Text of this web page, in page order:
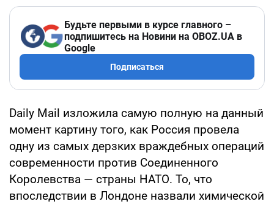
Будьте первыми в курсе главного –
подпишитесь на Новини на OBOZ.UA в
Google
Подписаться
Daily Mail изложила самую полную на данный
момент картину того, как Россия провела
одну из самых дерзких враждебных операций
современности против Соединенного
Королевства — страны НАТО. То, что
впоследствии в Лондоне назвали химической